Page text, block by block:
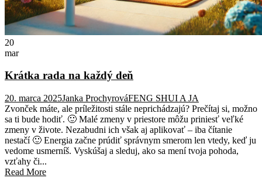
20
mar
Krátka rada na každý deň
20. marca 2025Janka ProchyrováFENG SHUI A JA
Zvonček máte, ale príležitosti stále neprichádzajú? Prečítaj si, možno
sa ti bude hodiť. 🙂 Malé zmeny v priestore môžu priniesť veľké
zmeny v živote. Nezabudni ich však aj aplikovať – iba čítanie
nestačí 🙂 Energia začne prúdiť správnym smerom len vtedy, keď ju
vedome usmerníš. Vyskúšaj a sleduj, ako sa mení tvoja pohoda,
vzťahy či...
Read More